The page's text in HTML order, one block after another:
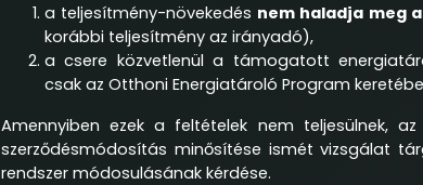
a teljesítmény-növekedés nem haladja meg
korábbi teljesítmény az irányadó),
a csere közvetlenül a támogatott
csak az Otthoni Energiatároló Program
Amennyiben ezek a feltételek nem teljesülnek,
szerződésmódosítás minősítése ismét vizsgálat
rendszer módosulásának kérdése.